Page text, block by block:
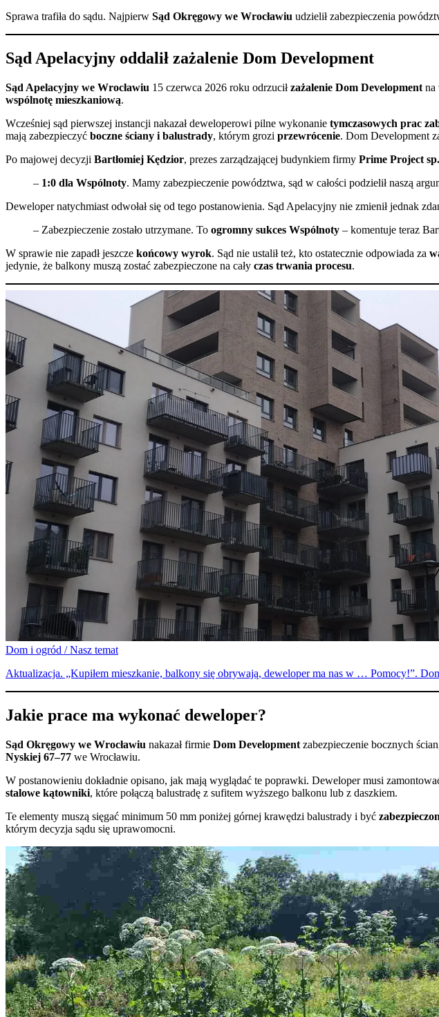
Sprawa trafiła do sądu. Najpierw Sąd Okręgowy we Wrocławiu udzielił zabezpieczenia
Sąd Apelacyjny oddalił zażalenie Dom Development
Sąd Apelacyjny we Wrocławiu 15 czerwca 2026 roku odrzuciłzażalenie Dom Development na
wspólnotę mieszkaniową.
Wcześniej sąd pierwszej instancji nakazał deweloperowi pilne wykonanie tymczasowych prac
mają zabezpieczyć boczne ściany i balustrady, którym grozi przewrócenie. Dom Development
Po majowej decyzji Bartłomiej Kędzior, prezes zarządzającej budynkiem firmy Prime Project
– 1:0 dla Wspólnoty. Mamy zabezpieczenie powództwa, sąd w całości podzielił naszą
Deweloper natychmiast odwołał się od tego postanowienia. Sąd Apelacyjny nie zmienił jednak
– Zabezpieczenie zostało utrzymane. To ogromny sukces Wspólnoty – komentuje teraz
W sprawie nie zapadł jeszcze końcowy wyrok. Sąd nie ustalił też, kto ostatecznie odpowiada za
jedynie, że balkony muszą zostać zabezpieczone na cały czas trwania procesu.
Dom i ogród / Nasz temat
Aktualizacja. „Kupiłem mieszkanie, balkony się obrywają, deweloper ma nas w … Pomocy!”.
Jakie prace ma wykonać deweloper?
Sąd Okręgowy we Wrocławiu nakazał firmie Dom Development zabezpieczenie bocznych
Nyskiej 67–77 we Wrocławiu.
W postanowieniu dokładnie opisano, jak mają wyglądać te poprawki. Deweloper musi
stalowe kątowniki, które połączą balustradę z sufitem wyższego balkonu lub z daszkiem.
Te elementy muszą sięgać minimum 50 mm poniżej górnej krawędzi balustrady i być
którym decyzja sądu się uprawomocni.